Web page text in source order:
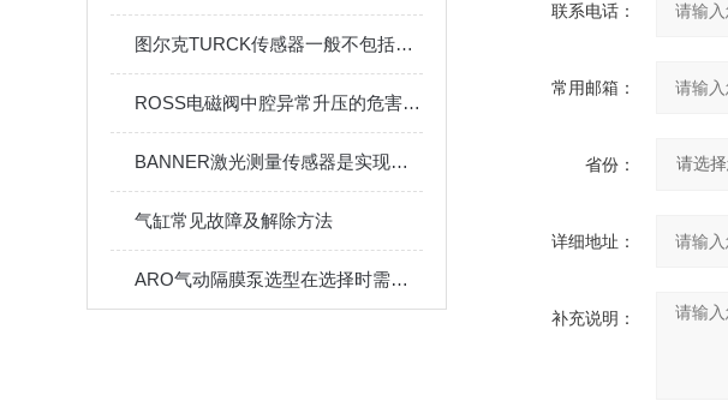
图尔克TURCK传感器一般不包括什么
ROSS电磁阀中腔异常升压的危害与防护
BANNER激光测量传感器是实现自动检测和自动控制的环节
气缸常见故障及解除方法
ARO气动隔膜泵选型在选择时需要考虑哪些问题？
联系电话：
常用邮箱：
省份：
详细地址：
补充说明：